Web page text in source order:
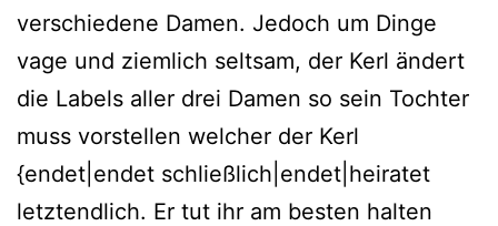
verschiedene Damen. Jedoch um Dinge
vage und ziemlich seltsam, der Kerl ändert
die Labels aller drei Damen so sein Tochter
muss vorstellen welcher der Kerl
{endet|endet schließlich|endet|heiratet
letztendlich. Er tut ihr am besten halten